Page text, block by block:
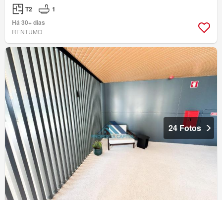
T2
1
Há 30+ dias
RENTUMO
24 Fotos